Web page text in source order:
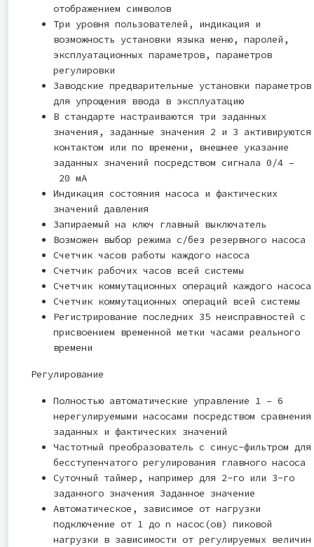
отображением символов
Три уровня пользователей, индикация и
возможность установки языка меню, паролей,
эксплуатационных параметров, параметров
регулировки
Заводские предварительные установки параметров
для упрощения ввода в эксплуатацию
В стандарте настраиваются три заданных
значения, заданные значения 2 и 3 активируются
контактом или по времени, внешнее указание
заданных значений посредством сигнала 0/4 –
20 мА
Индикация состояния насоса и фактических
значений давления
Запираемый на ключ главный выключатель
Возможен выбор режима с/без резервного насоса
Счетчик часов работы каждого насоса
Счетчик рабочих часов всей системы
Счетчик коммутационных операций каждого насоса
Счетчик коммутационных операций всей системы
Регистрирование последних 35 неисправностей с
присвоением временной метки часами реального
времени
Регулирование
Полностью автоматические управление 1 – 6
нерегулируемыми насосами посредством сравнения
заданных и фактических значений
Частотный преобразователь с синус-фильтром для
бесступенчатого регулирования главного насоса
Суточный таймер, например для 2-го или 3-го
заданного значения Заданное значение
Автоматическое, зависимое от нагрузки
подключение от 1 до n насос(ов) пиковой
нагрузки в зависимости от регулируемых величин